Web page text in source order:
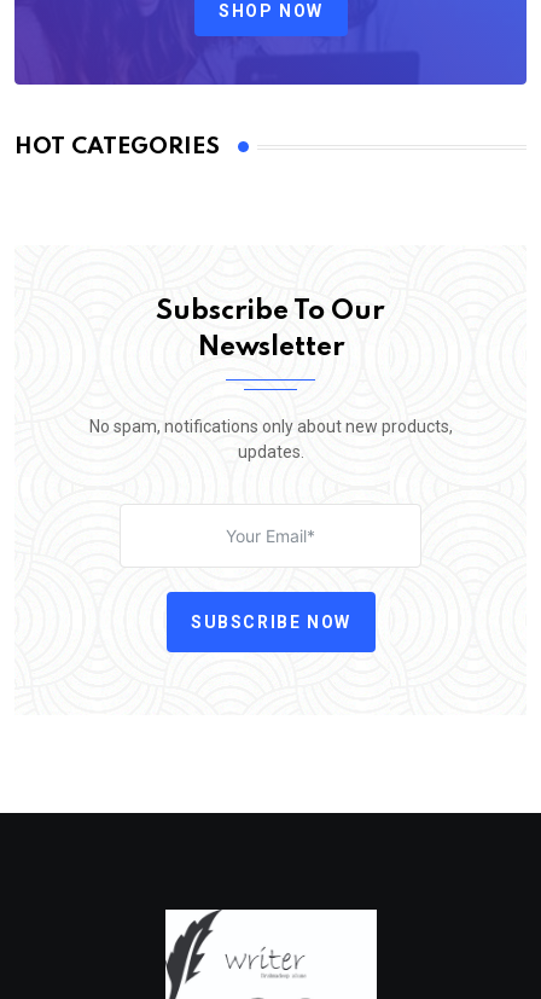
SHOP NOW
HOT CATEGORIES
Subscribe To Our
Newsletter
No spam, notifications only about new products,
updates.
SUBSCRIBE NOW